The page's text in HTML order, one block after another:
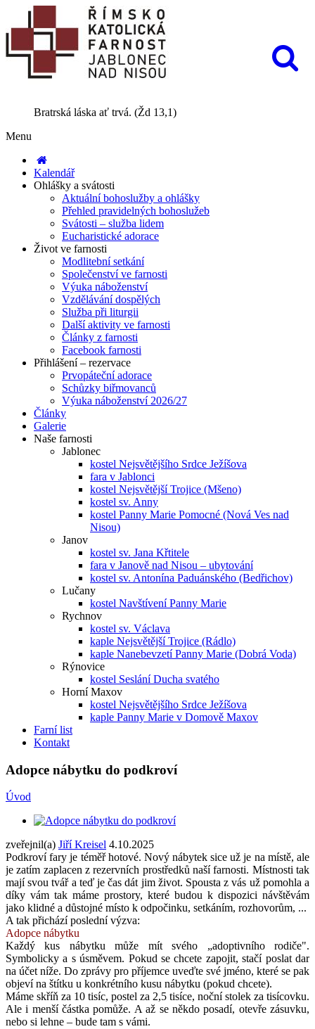
Bratrská láska ať trvá. (Žd 13,1)
Menu
Kalendář
Ohlášky a svátosti
Aktuální bohoslužby a ohlášky
Přehled pravidelných bohoslužeb
Svátosti – služba lidem
Eucharistické adorace
Život ve farnosti
Modlitební setkání
Společenství ve farnosti
Výuka náboženství
Vzdělávání dospělých
Služba při liturgii
Další aktivity ve farnosti
Články z farnosti
Facebook farnosti
Přihlášení – rezervace
Prvopáteční adorace
Schůzky biřmovanců
Výuka náboženství 2026/27
Články
Galerie
Naše farnosti
Jablonec
kostel Nejsvětějšího Srdce Ježíšova
fara v Jablonci
kostel Nejsvětější Trojice (Mšeno)
kostel sv. Anny
kostel Panny Marie Pomocné (Nová Ves nad
Nisou)
Janov
kostel sv. Jana Křtitele
fara v Janově nad Nisou – ubytování
kostel sv. Antonína Paduánského (Bedřichov)
Lučany
kostel Navštívení Panny Marie
Rychnov
kostel sv. Václava
kaple Nejsvětější Trojice (Rádlo)
kaple Nanebevzetí Panny Marie (Dobrá Voda)
Rýnovice
kostel Seslání Ducha svatého
Horní Maxov
kostel Nejsvětějšího Srdce Ježíšova
kaple Panny Marie v Domově Maxov
Farní list
Kontakt
Adopce nábytku do podkroví
Úvod
zveřejnil(a) Jiří Kreisel 4.10.2025
Podkroví fary je téměř hotové. Nový nábytek sice už je na místě, ale
je zatím zaplacen z rezervních prostředků naší farnosti. Místnosti tak
mají svou tvář a teď je čas dát jim život. Spousta z vás už pomohla a
díky vám tak máme prostory, které budou k dispozici návštěvám
jako klidné a důstojné místo k odpočinku, setkáním, rozhovorům, ...
A tak přichází poslední výzva:
Adopce nábytku
Každý kus nábytku může mít svého „adoptivního rodiče".
Symbolicky a s úsměvem. Pokud se chcete zapojit, stačí poslat dar
na účet níže. Do zprávy pro příjemce uveďte své jméno, které se pak
objeví na štítku u konkrétního kusu nábytku (pokud chcete).
Máme skříň za 10 tisíc, postel za 2,5 tisíce, noční stolek za tisícovku.
Ale i menší částka pomůže. A až se někdo posadí, otevře zásuvku,
nebo si lehne – bude tam s vámi.